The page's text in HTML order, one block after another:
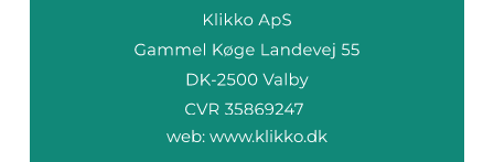
web: www.klikko.dk